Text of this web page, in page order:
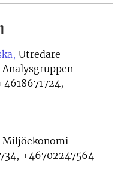
Utredare
+46702247564